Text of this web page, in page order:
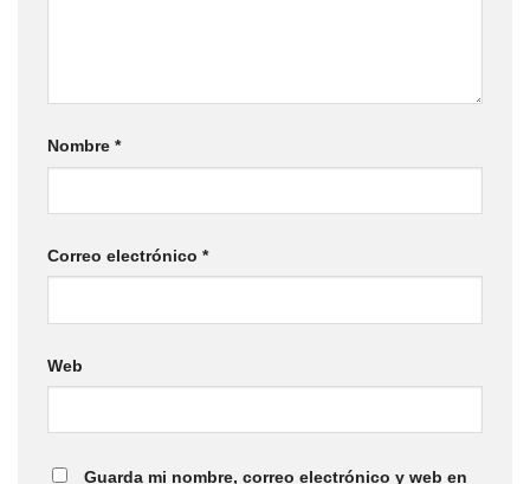
Nombre *
Correo electrónico *
Web
Guarda mi nombre, correo electrónico y web en